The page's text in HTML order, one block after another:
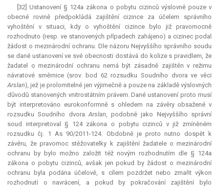
[32] Ustanovení § 124a zákona o pobytu cizinců výslovně pouze v
obecné rovině předpokládá zajištění cizince za účelem správního
vyhoštění v situaci, kdy o vyhoštění cizince bylo již pravomocně
rozhodnuto (resp. ve stanovených případech zahájeno) a cizinec podal
žádost o mezinárodní ochranu. Dle názoru Nejvyššího správního soudu
se dané ustanovení ve své obecnosti dostává do kolizes pravidlem, že
žadatel o mezinárodní ochranu nemá být zásadně zajištěn v režimu
návratové směrnice (srov. bod 62 rozsudku Soudního dvora ve věci
Arslan), jež je prolomitelné jen výjimečně a pouze na základě výslovných
důvodů stanovených vnitrostátním právem. Dané ustanovení proto musí
být interpretováno eurokonformně s ohledem na závěry obsažené v
rozsudku Soudního dvoraArslan, podobně jako Nejvyššího správní
soud interpretoval § 124 zákona o pobytu cizinců v již zmíněném
rozsudku čj. 1 As 90/2011-124. Obdobně je proto nutno dospět k
závěru, že pravomoc stěžovatelky k zajištění žadatele o mezinárodní
ochranu by bylo možno založit též novým rozhodnutím dle § 124a
zákona o pobytu cizinců, avšak jen pokud by žádost o mezinárodní
ochranu byla podána účelově, s cílem pozdržet nebo zmařit výkon
rozhodnutí o navrácení, a pokud by pokračování zajištění bylo